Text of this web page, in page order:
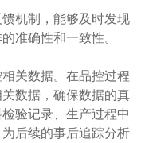
机制，能够及时发现
准确性和一致性。
关数据。在品控过程
数据，确保数据的真
验记录、生产过程中
后续的事后追踪分析